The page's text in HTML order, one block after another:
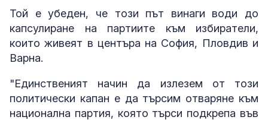
Той е убеден, че този път винаги води до
капсулиране на партиите към избиратели,
които живеят в центъра на София, Пловдив и
Варна.
"Единственият начин да излезем от този
политически капан е да търсим отваряне към
национална партия, която търси подкрепа във